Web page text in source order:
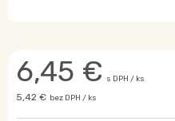
6,45 € s DPH / ks
5,42 € bez DPH / ks